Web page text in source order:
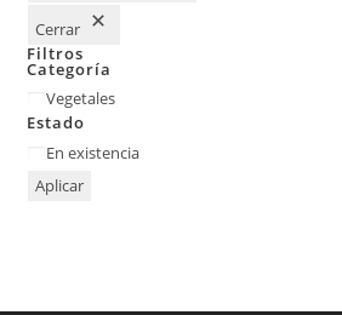
Cerrar
Filtros
Categoría
Vegetales
Estado
En existencia
Aplicar